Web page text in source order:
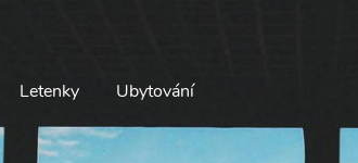
Letenky Ubytování